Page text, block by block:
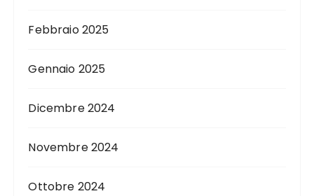
Febbraio 2025
Gennaio 2025
Dicembre 2024
Novembre 2024
Ottobre 2024